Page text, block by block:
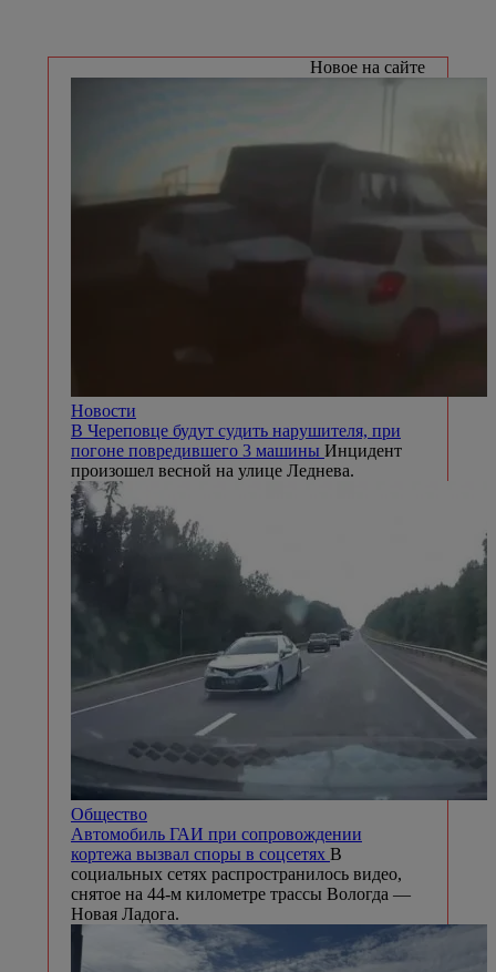
Новое на сайте
Новости
В Череповце будут судить нарушителя, при
погоне повредившего 3 машины Инцидент
произошел весной на улице Леднева.
Общество
Автомобиль ГАИ при сопровождении
кортежа вызвал споры в соцсетях В
социальных сетях распространилось видео,
снятое на 44-м километре трассы Вологда —
Новая Ладога.